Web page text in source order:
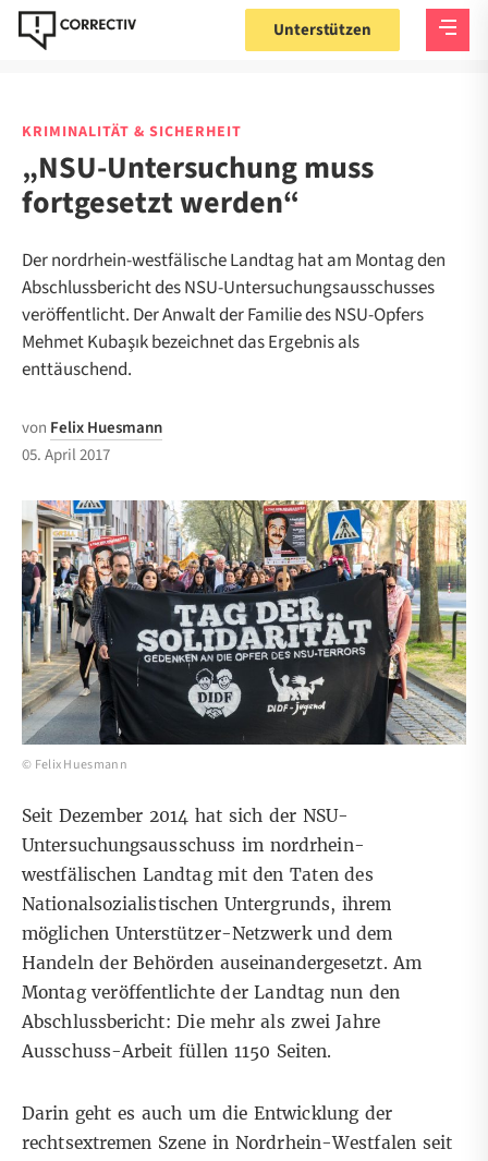
Unterstützen
KRIMINALITÄT & SICHERHEIT
„NSU-Untersuchung muss
fortgesetzt werden“
Der nordrhein-westfälische Landtag hat am Montag den
Abschlussbericht des NSU-Untersuchungsausschusses
veröffentlicht. Der Anwalt der Familie des NSU-Opfers
Mehmet Kubaşık bezeichnet das Ergebnis als
enttäuschend.
von Felix Huesmann
05. April 2017
© Felix Huesmann
Seit Dezember 2014 hat sich der NSU-
Untersuchungsausschuss im nordrhein-
westfälischen Landtag mit den Taten des
Nationalsozialistischen Untergrunds, ihrem
möglichen Unterstützer-Netzwerk und dem
Handeln der Behörden auseinandergesetzt. Am
Montag veröffentlichte der Landtag nun den
Abschlussbericht: Die mehr als zwei Jahre
Ausschuss-Arbeit füllen 1150 Seiten.
Darin geht es auch um die Entwicklung der
rechtsextremen Szene in Nordrhein-Westfalen seit